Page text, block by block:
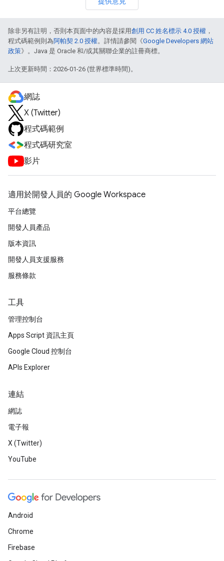
除非另有註明，否則本頁面中的內容是採用創用 CC 姓名標示 4.0 授權 ，
程式碼範例則為阿帕契 2.0 授權。詳情請參閱《Google Developers 網站
政策》。Java 是 Oracle 和/或其關聯企業的註冊商標。
上次更新時間：2026-01-26 (世界標準時間)。
網誌
X (Twitter)
程式碼範例
程式碼研究室
影片
適用於開發人員的 Google Workspace
平台總覽
開發人員產品
版本資訊
開發人員支援服務
服務條款
工具
管理控制台
Apps Script 資訊主頁
Google Cloud 控制台
APIs Explorer
連結
網誌
電子報
X (Twitter)
YouTube
Android
Chrome
Firebase